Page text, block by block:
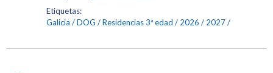
Etiquetas:
Galicia
DOG Residencias 3ª edad 2026 2027